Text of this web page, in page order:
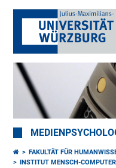
FAKULTÄT FÜR
INSTITUT MENSCH-